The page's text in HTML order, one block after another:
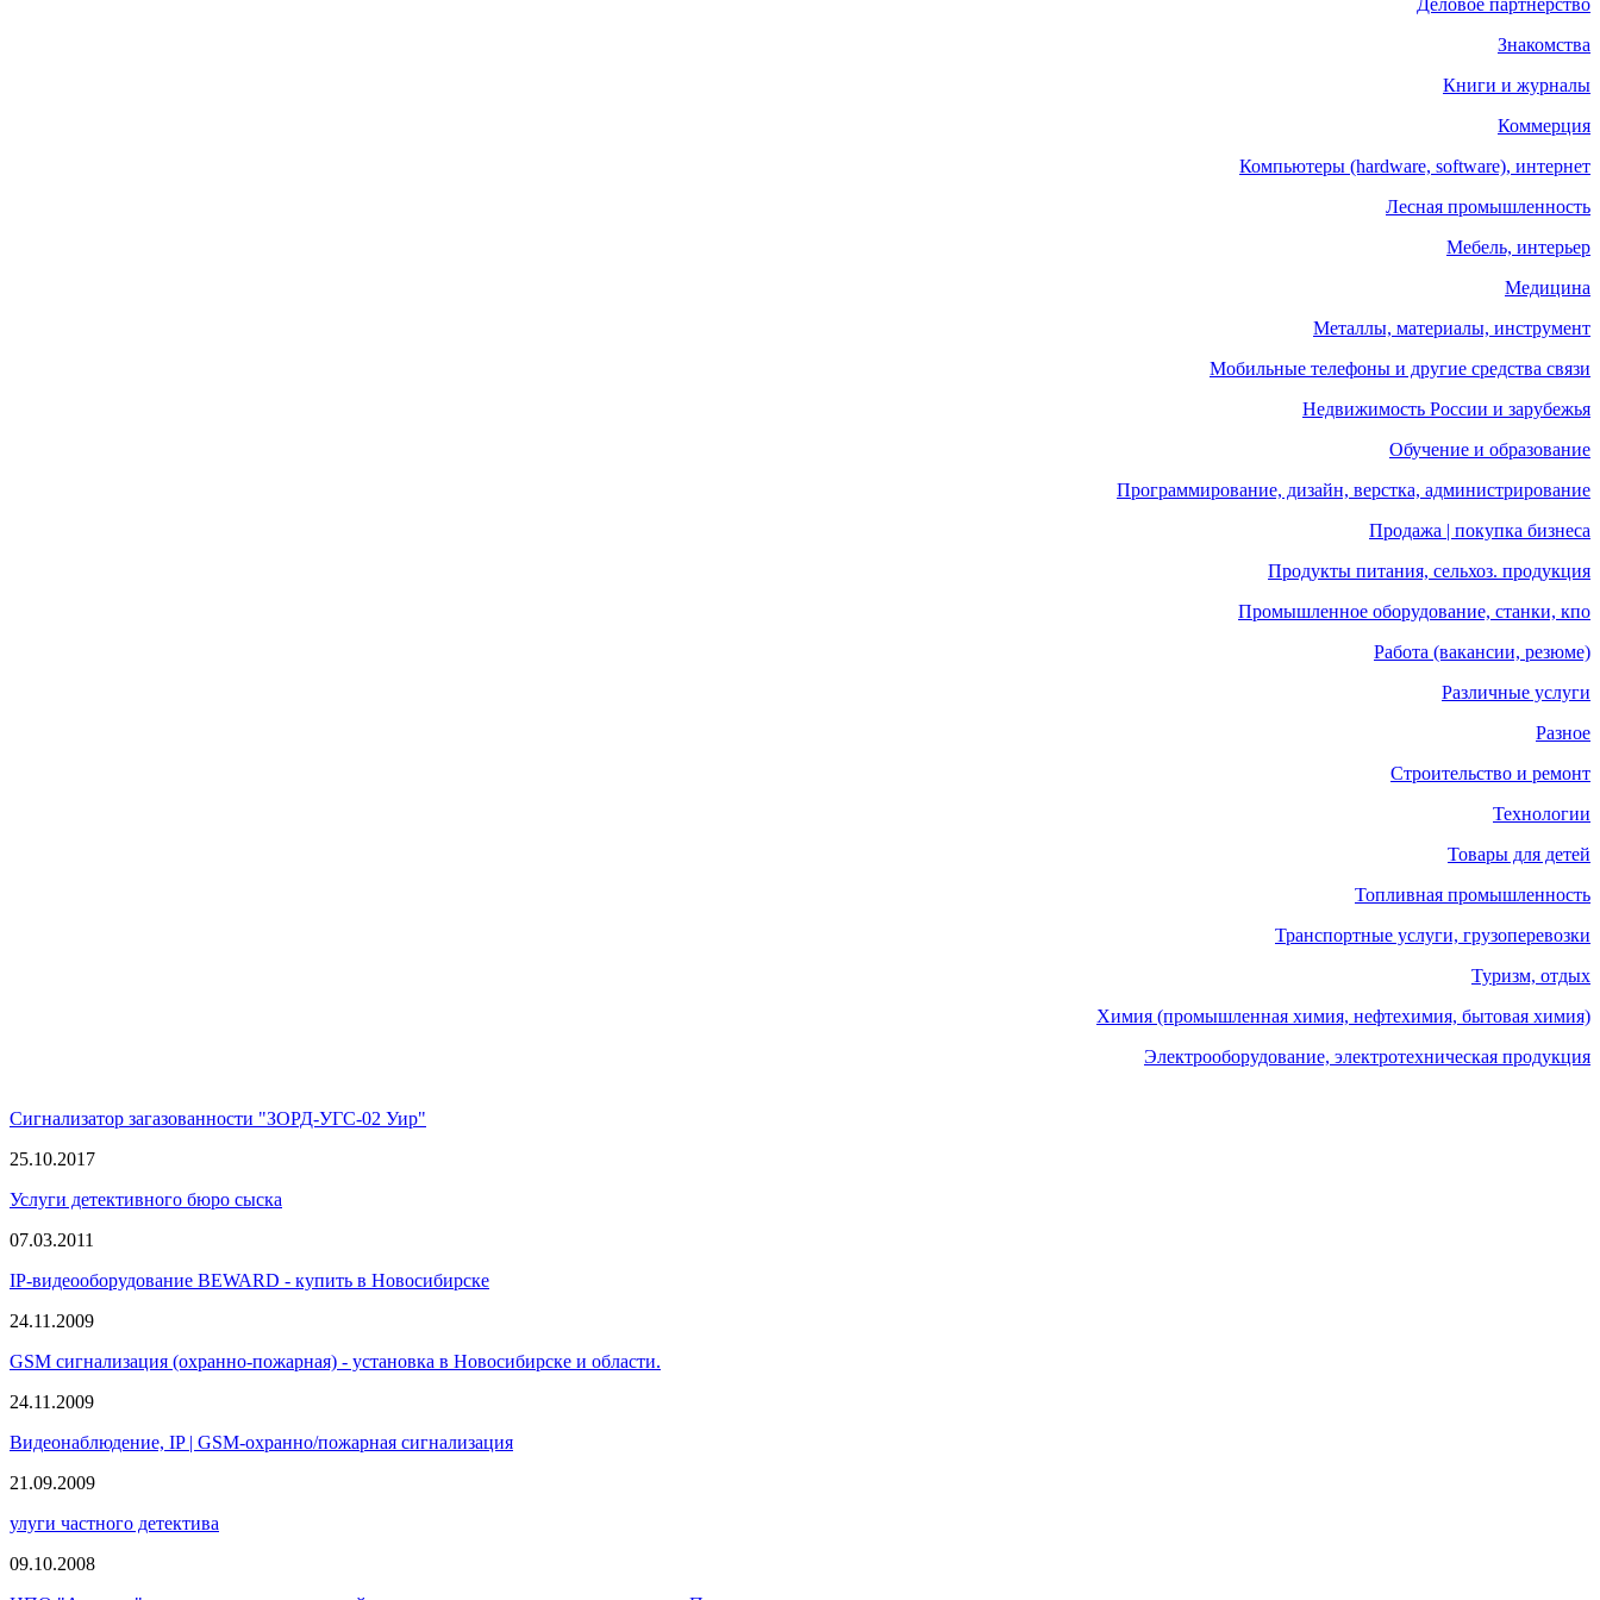
Знакомства
Книги и журналы
Коммерция
Компьютеры (hardware, software), интернет
Лесная промышленность
Мебель, интерьер
Медицина
Металлы, материалы, инструмент
Мобильные телефоны и другие средства связи
Недвижимость России и зарубежья
Обучение и образование
Программирование, дизайн, верстка, администрирование
Продажа | покупка бизнеса
Продукты питания, сельхоз. продукция
Промышленное оборудование, станки, кпо
Работа (вакансии, резюме)
Различные услуги
Разное
Строительство и ремонт
Технологии
Товары для детей
Топливная промышленность
Транспортные услуги, грузоперевозки
Туризм, отдых
Химия (промышленная химия, нефтехимия, бытовая химия)
Электрооборудование, электротехническая продукция
Сигнализатор загазованности "ЗОРД-УГС-02 Уир"
25.10.2017
Услуги детективного бюро сыска
07.03.2011
IP-видеооборудование BEWARD - купить в Новосибирске
24.11.2009
GSM сигнализация (охранно-пожарная) - установка в Новосибирске и области.
24.11.2009
Видеонаблюдение, IP | GSM-охранно/пожарная сигнализация
21.09.2009
улуги частного детектива
09.10.2008